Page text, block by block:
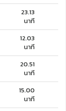
23.13
นาที
12.03
นาที
20.51
นาที
15.00
นาที